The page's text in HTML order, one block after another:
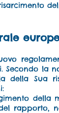
Secondo
della Sua
della
rapporto,